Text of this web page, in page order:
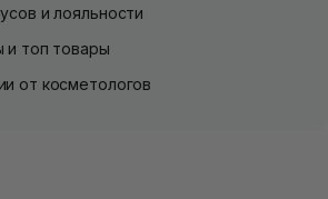
и лояльности
и топ товары
от косметологов